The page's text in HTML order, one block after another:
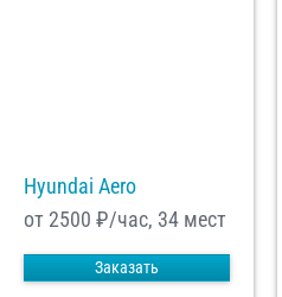
Hyundai Aero
от 2500 ₽/час, 34 мест
Заказать